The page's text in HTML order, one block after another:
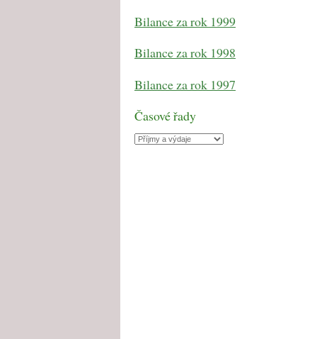
Bilance za rok 1999
Bilance za rok 1998
Bilance za rok 1997
Časové řady